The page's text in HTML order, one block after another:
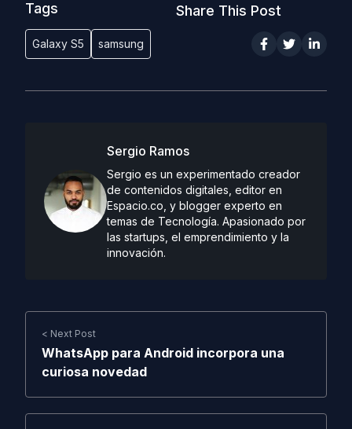
Tags
Galaxy S5 samsung
Share This Post
Sergio Ramos
Sergio es un experimentado creador
de contenidos digitales, editor en
Espacio.co, y blogger experto en
temas de Tecnología. Apasionado por
las startups, el emprendimiento y la
innovación.
< Next Post
WhatsApp para Android incorpora una
curiosa novedad